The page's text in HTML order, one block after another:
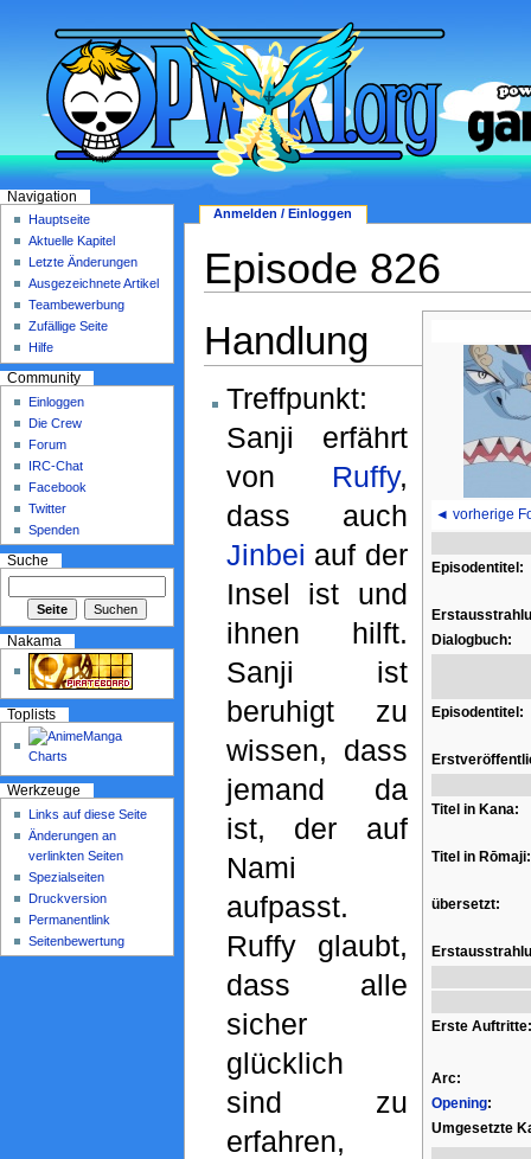
Episode 826
◄ vorherige
Episodentitel:
Dialogbuch:
Episodentitel:
Titel in Kana:
Titel in Rōmaji:
übersetzt:
Erste Auftritte:
Arc:
Opening:
Umgesetzte
Handlung
Treffpunkt:
Sanji erfährt
von Ruffy,
dass auch
Jinbei auf der
Insel ist und
ihnen hilft.
Sanji ist
beruhigt zu
wissen, dass
jemand da
ist, der auf
Nami
aufpasst.
Ruffy glaubt,
dass alle
sicher
glücklich
sind zu
erfahren,
Anmelden / Einloggen
Navigation
Hauptseite
Aktuelle Kapitel
Letzte Änderungen
Ausgezeichnete Artikel
Teambewerbung
Zufällige Seite
Hilfe
Community
Einloggen
Die Crew
Forum
IRC-Chat
Facebook
Twitter
Spenden
Suche
Nakama
Toplists
Werkzeuge
Links auf diese Seite
Änderungen an
verlinkten Seiten
Spezialseiten
Druckversion
Permanentlink
Seitenbewertung